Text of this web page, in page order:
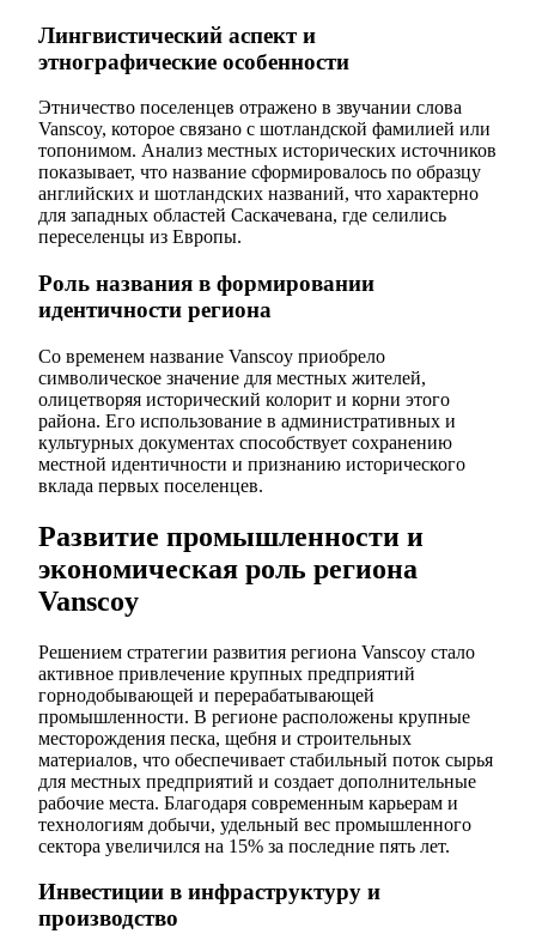
Лингвистический аспект и
этнографические особенности
Этничествo поселенцев отражено в звучании слова
Vanscoy, которое связано с шотландской фамилией или
топонимом. Анализ местных исторических источников
показывает, что название сформировалось по образцу
английских и шотландских названий, что характерно
для западных областей Саскачевана, где селились
переселенцы из Европы.
Роль названия в формировании
идентичности региона
Со временем название Vanscoy приобрело
символическое значение для местных жителей,
олицетворяя исторический колорит и корни этого
района. Его использование в административных и
культурных документах способствует сохранению
местной идентичности и признанию исторического
вклада первых поселенцев.
Развитие промышленности и
экономическая роль региона
Vanscoy
Решением стратегии развития региона Vanscoy стало
активное привлечение крупных предприятий
горнодобывающей и перерабатывающей
промышленности. В регионе расположены крупные
месторождения песка, щебня и строительных
материалов, что обеспечивает стабильный поток сырья
для местных предприятий и создает дополнительные
рабочие места. Благодаря современным карьерам и
технологиям добычи, удельный вес промышленного
сектора увеличился на 15% за последние пять лет.
Инвестиции в инфраструктуру и
производство